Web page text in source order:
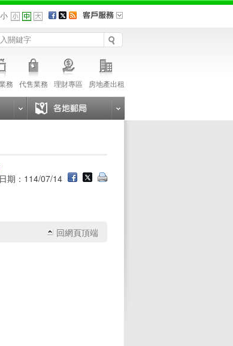
務 代售業務 理財專區 房地產出租
期：114/07/14
回網頁頂端